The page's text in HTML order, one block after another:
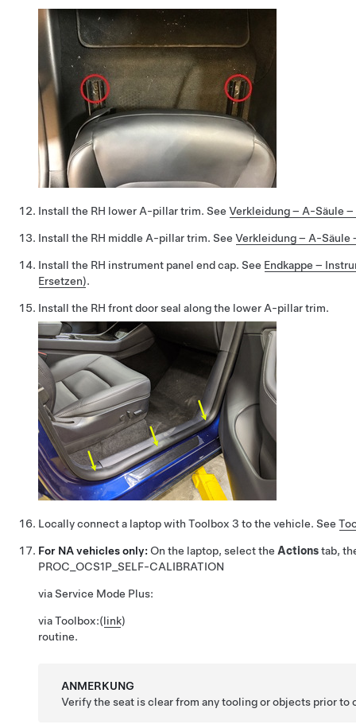
Install the RH lower A-pillar trim. See Verkleidung – A-Säule –
Install the RH middle A-pillar trim. See Verkleidung – A-Säule
Install the RH instrument panel end cap. See Endkappe –
Ersetzen).
Install the RH front door seal along the lower A-pillar trim.
Locally connect a laptop with Toolbox 3 to the vehicle. See
For NA vehicles only: On the laptop, select the Actionstab,
PROC_OCS1P_SELF-CALIBRATION
via Service Mode Plus:
via Toolbox:(link)
routine.
ANMERKUNG
Verify the seat is clear from any tooling or objects prior to